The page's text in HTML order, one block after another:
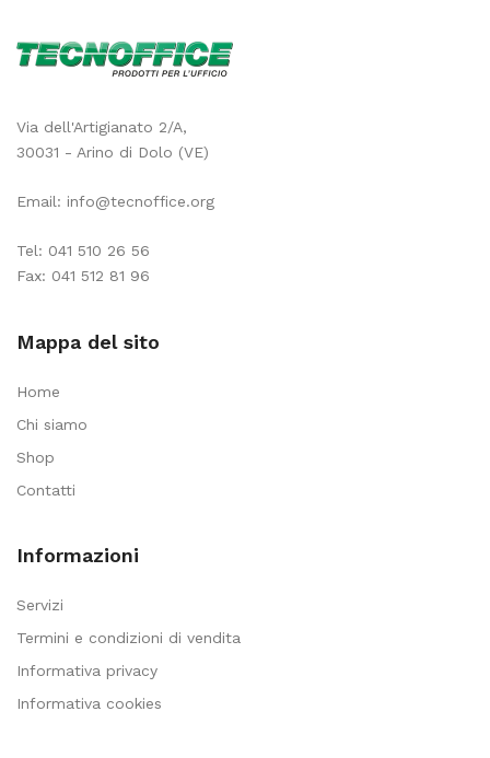
Via dell'Artigianato 2/A,
30031 - Arino di Dolo (VE)
Email: info@tecnoffice.org
Tel: 041 510 26 56
Fax: 041 512 81 96
Mappa del sito
Home
Chi siamo
Shop
Contatti
Informazioni
Servizi
Termini e condizioni di vendita
Informativa privacy
Informativa cookies